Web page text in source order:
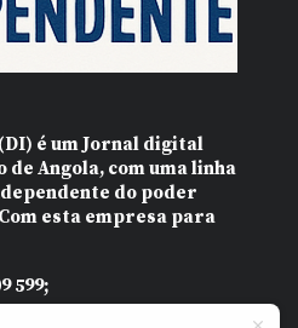
é um Jornal digital
Angola, com uma linha
do poder
esta empresa para
599;